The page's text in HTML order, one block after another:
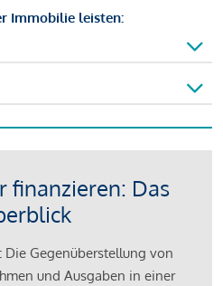
Immobilie leisten:
finanzieren: Das
Die Gegenüberstellung von
und Ausgaben in einer